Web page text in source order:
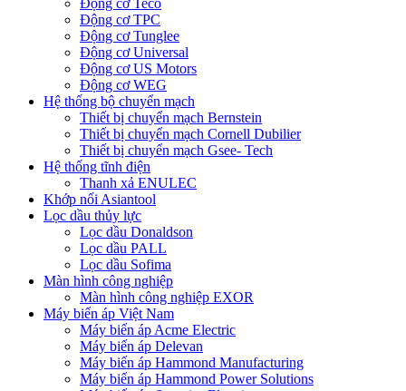
Động cơ TPC
Động cơ Tunglee
Động cơ Universal
Động cơ US Motors
Động cơ WEG
Hệ thống bộ chuyển mạch
Thiết bị chuyển mạch Bernstein
Thiết bị chuyển mạch Cornell Dubilier
Thiết bị chuyển mạch Gsee- Tech
Hệ thống tĩnh điện
Thanh xả ENULEC
Khớp nối Asiantool
Lọc dầu thủy lực
Lọc dầu Donaldson
Lọc dầu PALL
Lọc dầu Sofima
Màn hình công nghiệp
Màn hình công nghiệp EXOR
Máy biến áp Việt Nam
Máy biến áp Acme Electric
Máy biến áp Delevan
Máy biến áp Hammond Manufacturing
Máy biến áp Hammond Power Solutions